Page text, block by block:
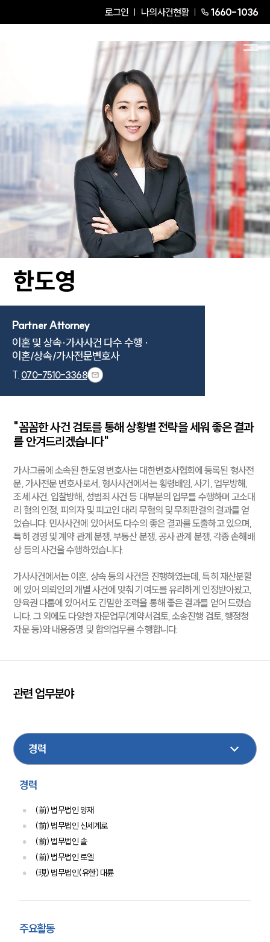
로그인 나의사건현황 1660-1036
한도영
Partner Attorney
이혼 및 상속·가사사건 다수 수행 ·
이혼/상속/가사전문변호사
T. 070-7510-3368
"꼼꼼한 사건 검토를 통해 상황별 전략을 세워 좋은 결과
를 안겨드리겠습니다"
가사그룹에 소속된 한도영 변호사는 대한변호사협회에 등록된 형사전
문, 가사전문 변호사로서, 형사사건에서는 횡령배임, 사기, 업무방해,
조세 사건, 입찰방해, 성범죄 사건 등 대부분의 업무를 수행하며 고소대
리 혐의 인정, 피의자 및 피고인 대리 무혐의 및 무죄판결의 결과를 얻
었습니다. 민사사건에 있어서도 다수의 좋은 결과를 도출하고 있으며,
특히 경영 및 계약 관계 분쟁, 부동산 분쟁, 공사 관계 분쟁, 각종 손해배
상 등의 사건을 수행하였습니다.
가사사건에서는 이혼, 상속 등의 사건을 진행하였는데, 특히 재산분할
에 있어 의뢰인의 개별 사건에 맞춰 기여도를 유리하게 인정받아왔고,
양육권 다툼에 있어서도 긴밀한 조력을 통해 좋은 결과를 얻어 드렸습
니다. 그 외에도 다양한 자문업무(계약서검토, 소송진행 검토, 행정청
자문 등)와 내용증명 및 합의업무를 수행합니다.
관련 업무분야
성범죄
경력
(前) 법무법인 양재
(前) 법무법인 신세계로
(前) 법무법인 솔
(前) 법무법인 로엘
(現) 법무법인(유한) 대륜
주요활동